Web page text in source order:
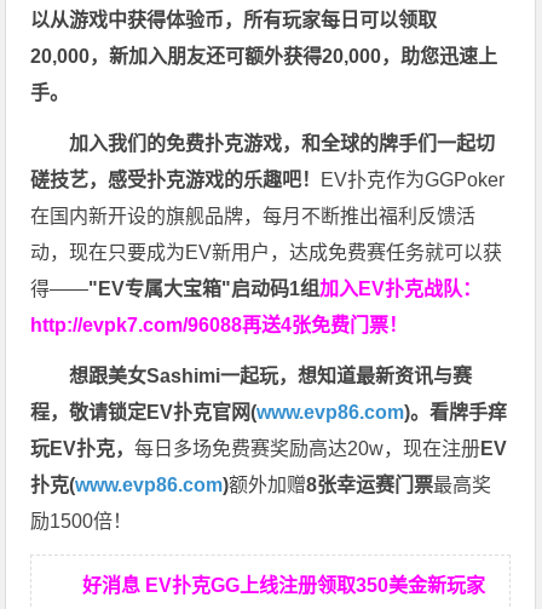
以从游戏中获得体验币，所有玩家每日可以领取
20,000，新加入朋友还可额外获得20,000，助您迅速上
手。
加入我们的免费扑克游戏，和全球的牌手们一起切
磋技艺，感受扑克游戏的乐趣吧！ EV扑克作为GGPoker
在国内新开设的旗舰品牌，每月不断推出福利反馈活
动，现在只要成为EV新用户，达成免费赛任务就可以获
得——"EV专属大宝箱"启动码1组加入EV扑克战队：
http://evpk7.com/96088再送4张免费门票！
想跟美女Sashimi一起玩，想知道最新资讯与赛
程，敬请锁定EV扑克官网(www.evp86.com)。看牌手痒
玩EV扑克，每日多场免费赛奖励高达20w，现在注册EV
扑克(www.evp86.com)额外加赠8张幸运赛门票最高奖
励1500倍！
好消息 EV扑克GG上线注册领取350美金新玩家